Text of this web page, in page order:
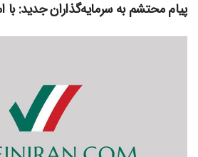
پیام محتشم به سرمایه‌گذاران جدید: با